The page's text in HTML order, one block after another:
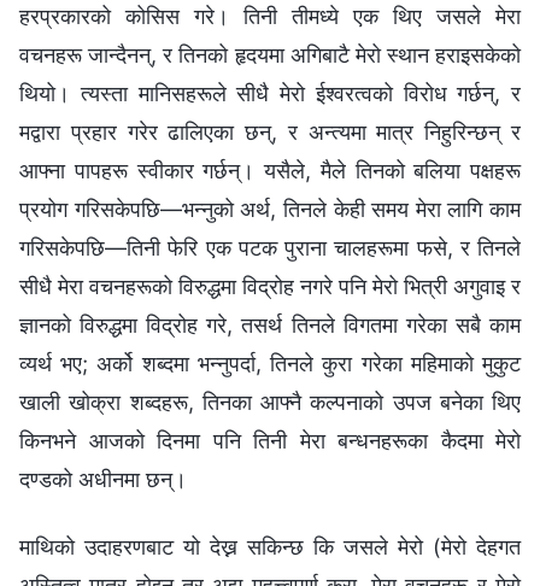
हरप्रकारको कोसिस गरे। तिनी तीमध्ये एक थिए जसले मेरा
वचनहरू जान्दैनन्, र तिनको हृदयमा अगिबाटै मेरो स्थान हराइसकेको
थियो। त्यस्ता मानिसहरूले सीधै मेरो ईश्‍वरत्वको विरोध गर्छन्, र
मद्वारा प्रहार गरेर ढालिएका छन्, र अन्त्यमा मात्र निहुरिन्छन् र
आफ्ना पापहरू स्वीकार गर्छन्। यसैले, मैले तिनको बलिया पक्षहरू
प्रयोग गरिसकेपछि—भन्नुको अर्थ, तिनले केही समय मेरा लागि काम
गरिसकेपछि—तिनी फेरि एक पटक पुराना चालहरूमा फसे, र तिनले
सीधै मेरा वचनहरूको विरुद्धमा विद्रोह नगरे पनि मेरो भित्री अगुवाइ र
ज्ञानको विरुद्धमा विद्रोह गरे, तसर्थ तिनले विगतमा गरेका सबै काम
व्यर्थ भए; अर्को शब्दमा भन्नुपर्दा, तिनले कुरा गरेका महिमाको मुकुट
खाली खोक्रा शब्दहरू, तिनका आफ्नै कल्पनाको उपज बनेका थिए
किनभने आजको दिनमा पनि तिनी मेरा बन्धनहरूका कैदमा मेरो
दण्डको अधीनमा छन्।
माथिको उदाहरणबाट यो देख्न सकिन्छ कि जसले मेरो (मेरो देहगत